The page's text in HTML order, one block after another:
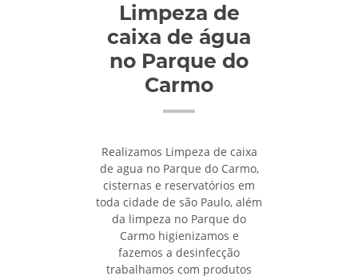
Limpeza de
caixa de água
no Parque do
Carmo
Realizamos Limpeza de caixa
de agua no Parque do Carmo,
cisternas e reservatórios em
toda cidade de são Paulo, além
da limpeza no Parque do
Carmo higienizamos e
fazemos a desinfecção
trabalhamos com produtos